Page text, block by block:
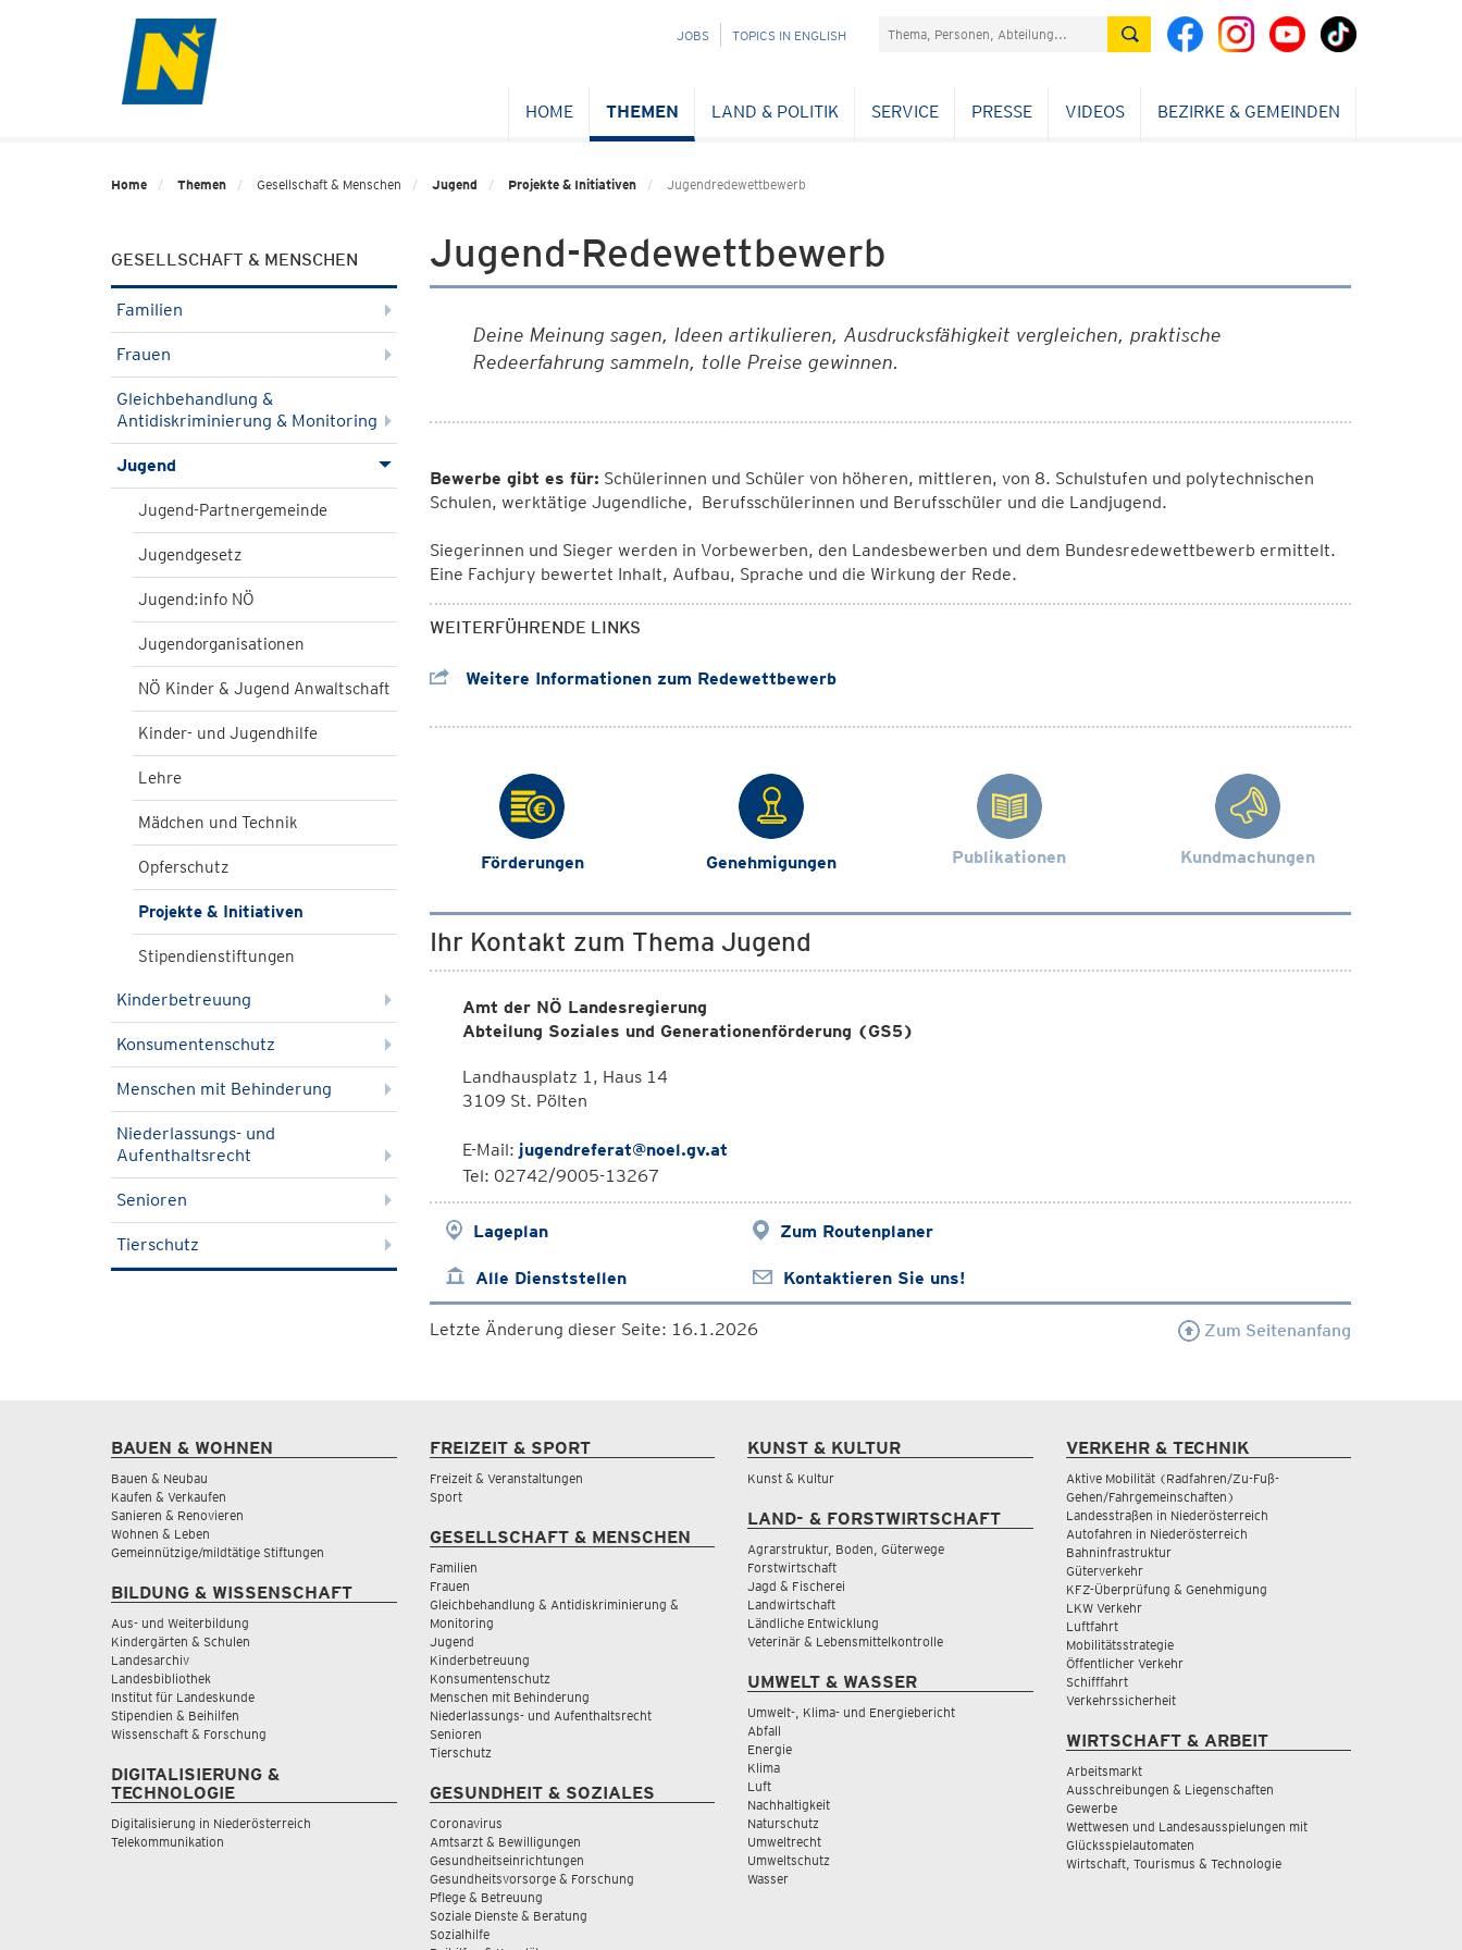
NAVIGATION
JOBS TOPICS IN ENGLISH Suchefeld
HOME THEMEN LAND & POLITIK SERVICE PRESSE VIDEOS BEZIRKE & GEMEINDEN
Home Themen Gesellschaft & Menschen Jugend Projekte & Initiativen Jugendredewettbewerb
GESELLSCHAFT & MENSCHEN
Familien
Frauen
Gleichbehandlung &
Antidiskriminierung & Monitoring
Jugend
Jugend-Partnergemeinde
Jugendgesetz
Jugend:info NÖ
Jugendorganisationen
NÖ Kinder & Jugend Anwaltschaft
Kinder- und Jugendhilfe
Lehre
Mädchen und Technik
Opferschutz
Projekte & Initiativen
Stipendienstiftungen
Kinderbetreuung
Konsumentenschutz
Menschen mit Behinderung
Niederlassungs- und
Aufenthaltsrecht
Senioren
Tierschutz
Jugend-Redewettbewerb
Deine Meinung sagen, Ideen artikulieren, Ausdrucksfähigkeit vergleichen, praktische
Redeerfahrung sammeln, tolle Preise gewinnen.
Bewerbe gibt es für: Schülerinnen und Schüler von höheren, mittleren, von 8. Schulstufen und polytechnischen
Schulen, werktätige Jugendliche, Berufsschülerinnen und Berufsschüler und die Landjugend.
Siegerinnen und Sieger werden in Vorbewerben, den Landesbewerben und dem Bundesredewettbewerb ermittelt.
Eine Fachjury bewertet Inhalt, Aufbau, Sprache und die Wirkung der Rede.
WEITERFÜHRENDE LINKS
Weitere Informationen zum Redewettbewerb
Förderungen Genehmigungen Publikationen Kundmachungen
Ihr Kontakt zum Thema Jugend
Amt der NÖ Landesregierung
Abteilung Soziales und Generationenförderung (GS5)
Landhausplatz 1, Haus 14
3109 St. Pölten
E-Mail: jugendreferat@noel.gv.at
Tel: 02742/9005-13267
Lageplan Zum Routenplaner
Alle Dienststellen Kontaktieren Sie uns!
Letzte Änderung dieser Seite: 16.1.2026 Zum Seitenanfang
BAUEN & WOHNEN
Bauen & Neubau
Kaufen & Verkaufen
Sanieren & Renovieren
Wohnen & Leben
Gemeinnützige/mildtätige Stiftungen
BILDUNG & WISSENSCHAFT
Aus- und Weiterbildung
Kindergärten & Schulen
Landesarchiv
Landesbibliothek
Institut für Landeskunde
Stipendien & Beihilfen
Wissenschaft & Forschung
DIGITALISIERUNG &
TECHNOLOGIE
Digitalisierung in Niederösterreich
Telekommunikation
FREIZEIT & SPORT
Freizeit & Veranstaltungen
Sport
GESELLSCHAFT & MENSCHEN
Familien
Frauen
Gleichbehandlung & Antidiskriminierung &
Monitoring
Jugend
Kinderbetreuung
Konsumentenschutz
Menschen mit Behinderung
Niederlassungs- und Aufenthaltsrecht
Senioren
Tierschutz
GESUNDHEIT & SOZIALES
Coronavirus
Amtsarzt & Bewilligungen
Gesundheitseinrichtungen
Gesundheitsvorsorge & Forschung
Pflege & Betreuung
Soziale Dienste & Beratung
Sozialhilfe
KUNST & KULTUR
Kunst & Kultur
LAND- & FORSTWIRTSCHAFT
Agrarstruktur, Boden, Güterwege
Forstwirtschaft
Jagd & Fischerei
Landwirtschaft
Ländliche Entwicklung
Veterinär & Lebensmittelkontrolle
UMWELT & WASSER
Umwelt-, Klima- und Energiebericht
Abfall
Energie
Klima
Luft
Nachhaltigkeit
Naturschutz
Umweltrecht
Umweltschutz
Wasser
VERKEHR & TECHNIK
Aktive Mobilität (Radfahren/Zu-Fuß-
Gehen/Fahrgemeinschaften)
Landesstraßen in Niederösterreich
Autofahren in Niederösterreich
Bahninfrastruktur
Güterverkehr
KFZ-Überprüfung & Genehmigung
LKW Verkehr
Luftfahrt
Mobilitätsstrategie
Öffentlicher Verkehr
Schifffahrt
Verkehrssicherheit
WIRTSCHAFT & ARBEIT
Arbeitsmarkt
Ausschreibungen & Liegenschaften
Gewerbe
Wettwesen und Landesausspielungen mit
Glücksspielautomaten
Wirtschaft, Tourismus & Technologie